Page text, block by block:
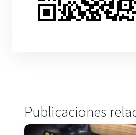
Publicaciones